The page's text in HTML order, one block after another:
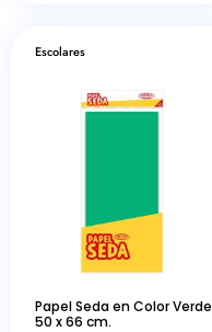
Escolares
Papel Seda en Color Verde
50 x 66 cm.